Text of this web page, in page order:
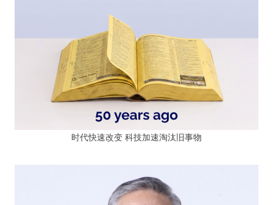
时代快速改变 科技加速淘汰旧事物